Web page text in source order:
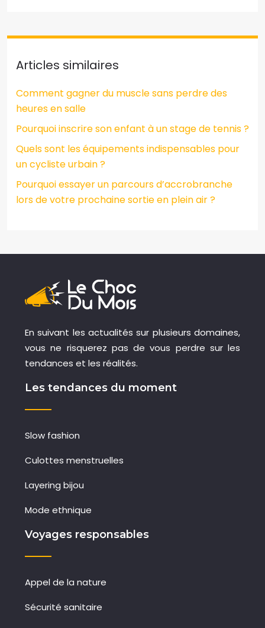
Articles similaires
Comment gagner du muscle sans perdre des
heures en salle
Pourquoi inscrire son enfant à un stage de tennis ?
Quels sont les équipements indispensables pour
un cycliste urbain ?
Pourquoi essayer un parcours d’accrobranche
lors de votre prochaine sortie en plein air ?
En suivant les actualités sur plusieurs domaines,
vous ne risquerez pas de vous perdre sur les
tendances et les réalités.
Les tendances du moment
Slow fashion
Culottes menstruelles
Layering bijou
Mode ethnique
Voyages responsables
Appel de la nature
Sécurité sanitaire